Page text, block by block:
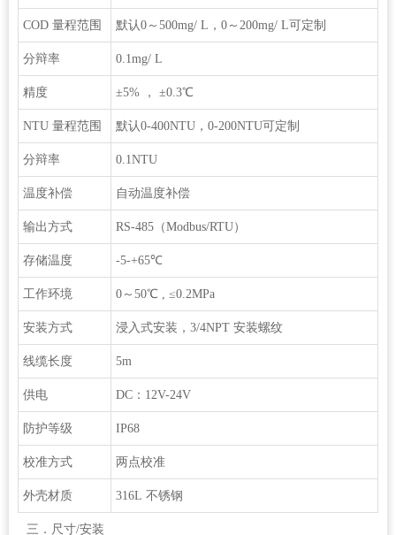
COD 量程范围 默认0～500mg/ L，0～200mg/ L可定制
分辩率 0.1mg/ L
精度 ±5% ， ±0.3℃
NTU 量程范围 默认0-400NTU，0-200NTU可定制
分辩率 0.1NTU
温度补偿 自动温度补偿
输出方式 RS-485（Modbus/RTU）
存储温度 -5-+65℃
工作环境 0～50℃ , ≤0.2MPa
安装方式 浸入式安装，3/4NPT 安装螺纹
线缆长度 5m
供电 DC：12V-24V
防护等级 IP68
校准方式 两点校准
外壳材质 316L 不锈钢
三．尺寸/安装